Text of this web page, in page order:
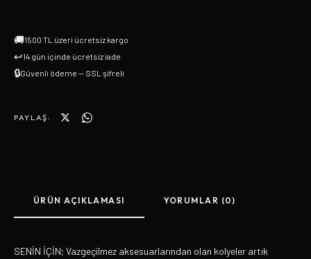
🚚1500 TL üzeri ücretsiz kargo
↩14 gün içinde ücretsiz iade
🔒Güvenli ödeme — SSL şifreli
PAYLAŞ:
ÜRÜN AÇIKLAMASI YORUMLAR (0)
SENİN İÇİN; Vazgeçilmez aksesuarlarından olan kolyeler artık